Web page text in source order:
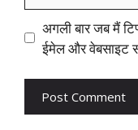
अगली बार जब मैं
ईमेल और वेबसाइट